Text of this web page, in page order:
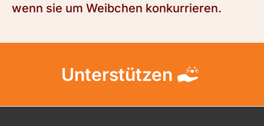
wenn sie um Weibchen konkurrieren.
Unterstützen